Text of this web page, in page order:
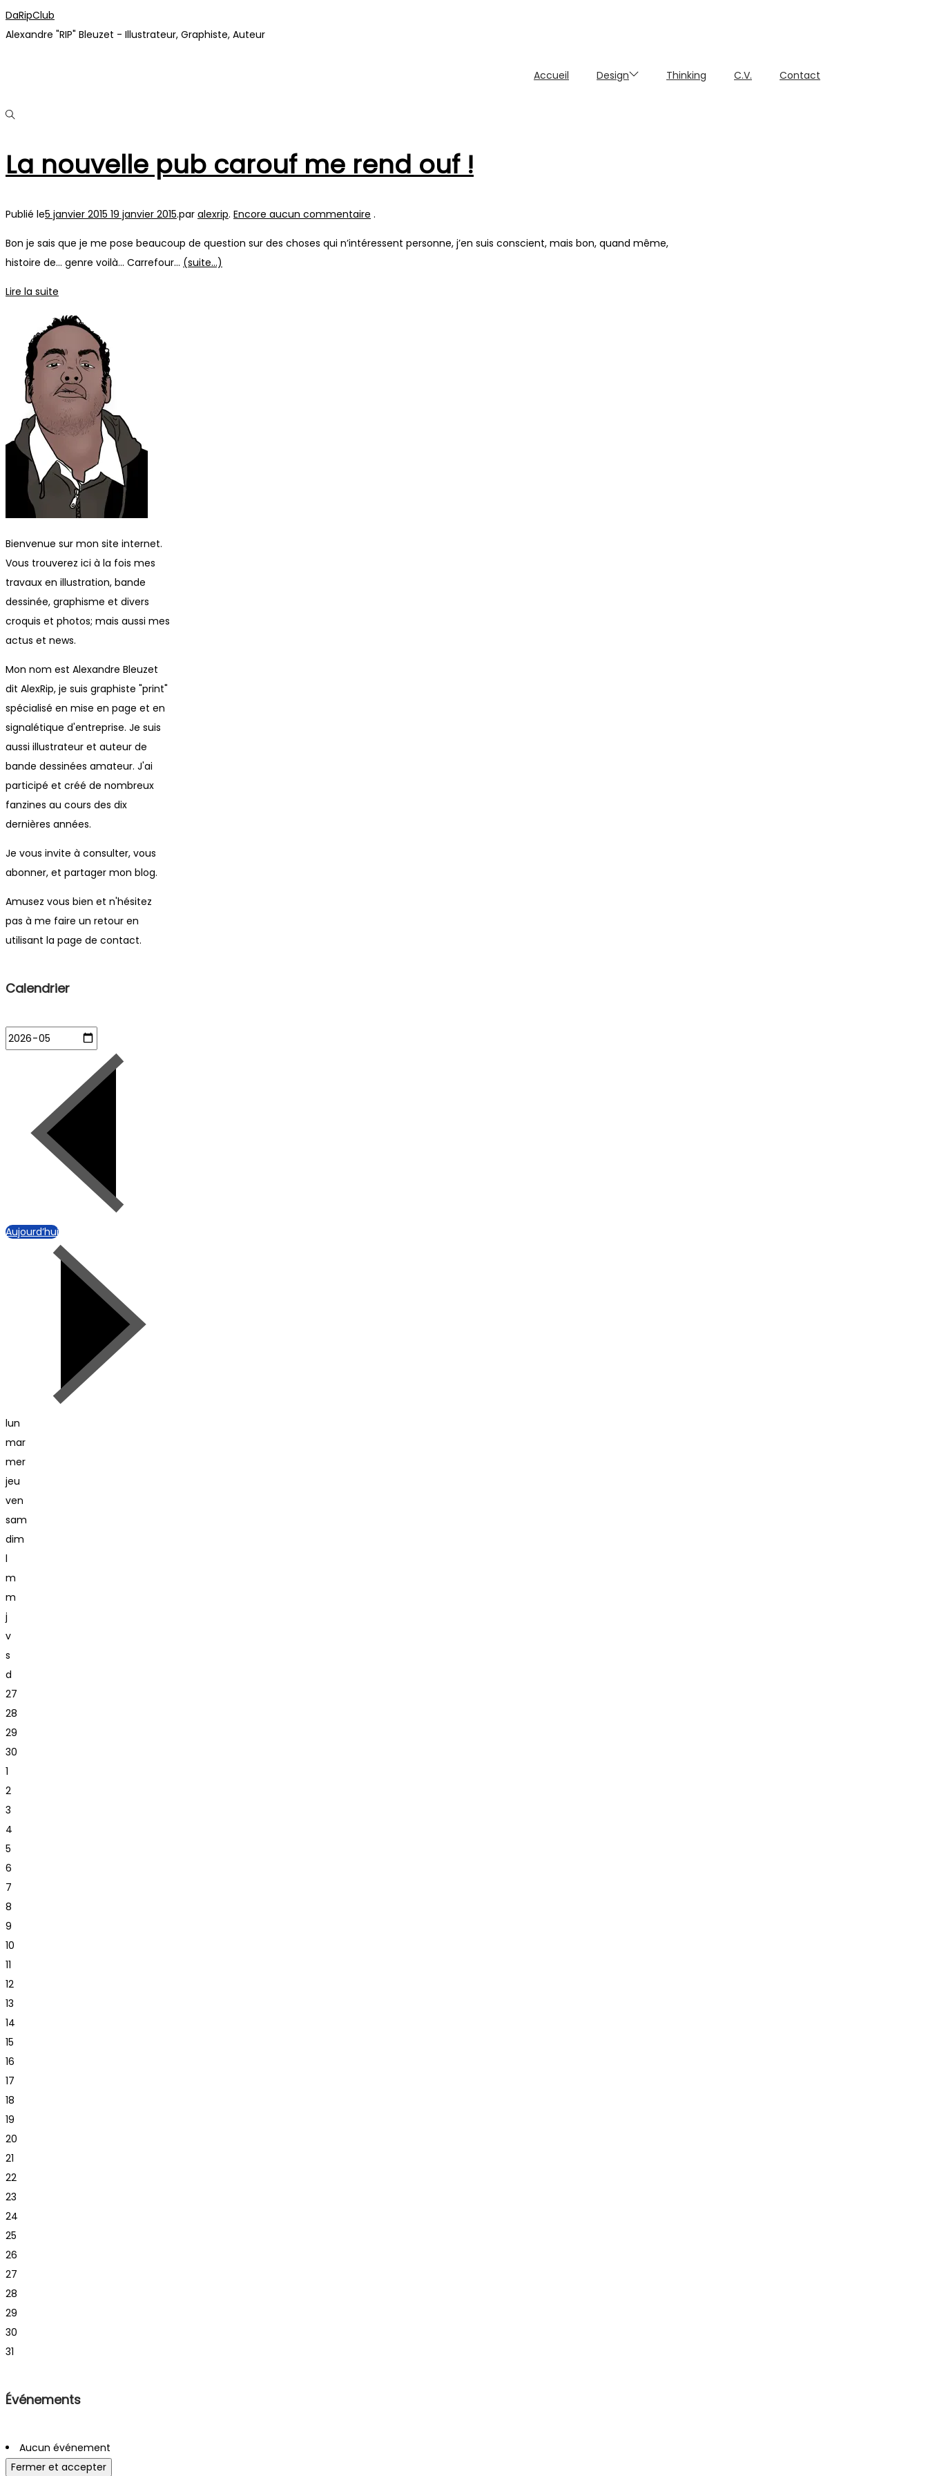
Passer
à
Passer
au
DaRipClub
Alexandre "RIP" Bleuzet - Illustrateur, Graphiste, Auteur
Accueil Design Thinking C.V. Contact
La nouvelle pub carouf me rend ouf !
Publié le5 janvier 2015 19 janvier 2015.par alexrip. Encore aucun commentaire .
Bon je sais que je me pose beaucoup de question sur des choses qui n’intéressent personne, j’en suis conscient, mais bon, quand même,
histoire de… genre voilà… Carrefour… (suite…)
Lire la suite
Bienvenue sur mon site internet.
Vous trouverez ici à la fois mes
travaux en illustration, bande
dessinée, graphisme et divers
croquis et photos; mais aussi mes
actus et news.
Mon nom est Alexandre Bleuzet
dit AlexRip, je suis graphiste "print"
spécialisé en mise en page et en
signalétique d'entreprise. Je suis
aussi illustrateur et auteur de
bande dessinées amateur. J'ai
participé et créé de nombreux
fanzines au cours des dix
dernières années.
Je vous invite à consulter, vous
abonner, et partager mon blog.
Amusez vous bien et n'hésitez
pas à me faire un retour en
utilisant la page de contact.
Calendrier
Aujourd’hui
lun
mar
mer
jeu
ven
sam
dim
l
m
m
j
v
s
d
27
28
29
30
1
2
3
4
5
6
7
8
9
10
11
12
13
14
15
16
17
18
19
20
21
22
23
24
25
26
27
28
29
30
31
Événements
Aucun événement